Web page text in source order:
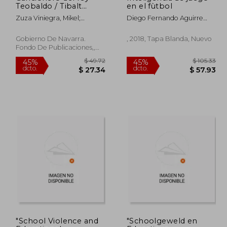
133.69
Teobaldo / Tibalt
Erregearen Kantutegia
/ Recueil de Chansons
Chansonnier of King
Theobald
Zuza Viniegra, Mikel;
Barcellona, Sergio
Gobierno De Navarra.
Fondo De Publicaciones,,
Tapa Blanda, Nuevo
45% $ 49.72
en el fùtbol
Diego Fernando Aguirre
Gonzàlez M.
, 2018, Tapa Blanda, Nuevo
45%
"School Violence and
"Schoolgeweld en